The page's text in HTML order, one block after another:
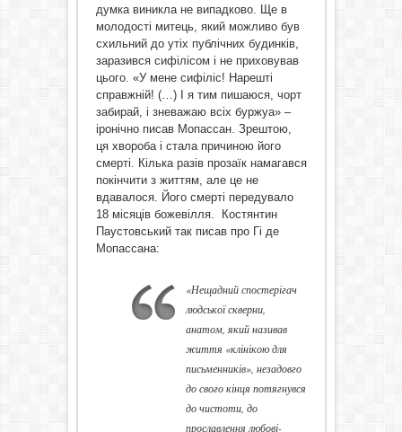
думка виникла не випадково. Ще в
молодості митець, який можливо був
схильний до утіх публічних будинків,
заразився сифілісом і не приховував
цього. «У мене сифіліс! Нарешті
справжній! (…) І я тим пишаюся, чорт
забирай, і зневажаю всіх буржуа» –
іронічно писав Мопассан. Зрештою,
ця хвороба і стала причиною його
смерті. Кілька разів прозаїк намагався
покінчити з життям, але це не
вдавалося. Його смерті передувало
18 місяців божевілля. Костянтин
Паустовський так писав про Гі де
Мопассана:
«Нещадний спостерігач
людської скверни,
анатом, який називав
життя «клінікою для
письменників», незадовго
до свого кінця потягнувся
до чистоти, до
прославлення любові-